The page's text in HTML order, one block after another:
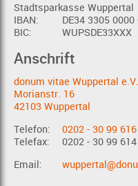
Stadtsparkasse Wuppertal
IBAN:
DE34 3305
BIC:
WUPSDE33XXX
Anschrift
donum vitae Wuppertal e.V.
Morianstr. 16
42103 Wuppertal
Telefon:
0202 - 30 99 616
Telefax:
0202 - 30 99 614
Email: